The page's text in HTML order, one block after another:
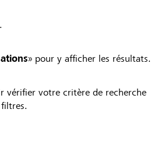
» pour y afficher les résultats.
vérifier votre critère de recherche